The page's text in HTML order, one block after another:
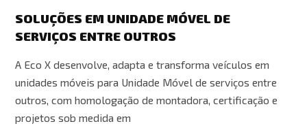
SOLUÇÕES EM UNIDADE MÓVEL DE
SERVIÇOS ENTRE OUTROS
A Eco X desenvolve, adapta e transforma veículos em
unidades móveis para Unidade Móvel de serviços entre
outros, com homologação de montadora, certificação e
projetos sob medida em